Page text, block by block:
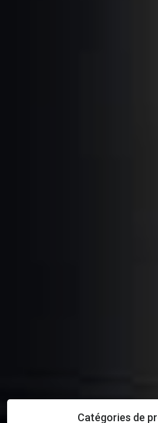
Catégories de